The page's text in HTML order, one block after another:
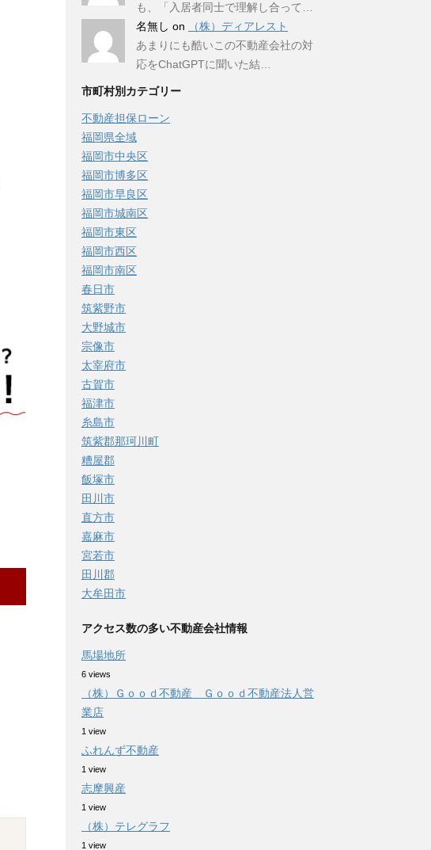
も、「入居者同士で理解し合って…
名無し on
（株）ディアレスト
あまりにも酷いこの不動産会社の対
応をChatGPTに聞いた結…
市町村別カテゴリー
不動産担保ローン
福岡県全域
福岡市中央区
福岡市博多区
福岡市早良区
福岡市城南区
福岡市東区
福岡市西区
福岡市南区
春日市
筑紫野市
大野城市
宗像市
太宰府市
古賀市
福津市
糸島市
筑紫郡那珂川町
糟屋郡
飯塚市
田川市
直方市
嘉麻市
宮若市
田川郡
大牟田市
アクセス数の多い不動産会社情報
馬場地所
6 views
（株）Ｇｏｏｄ不動産 Ｇｏｏｄ不動産法人営
業店
1 view
ふれんず不動産
1 view
志摩興産
1 view
（株）テレグラフ
1 view